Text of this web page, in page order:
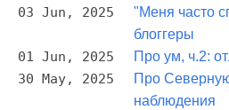
03 Jun, 2025
"Меня часто
блоггеры
01 Jun, 2025 Про ум, ч.2:
30 May, 2025
Про
наблюдения